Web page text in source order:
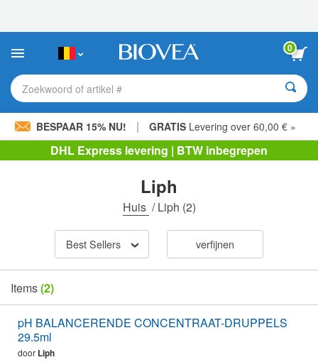
Deze
bevat
toegankelijkheidssysteem.
0
Zoekwoord of artikel #
BESPAAR 15% NU! | GRATIS Levering over 60,00 € »
DHL Express levering | BTW inbegrepen
Liph
Huis /Liph (2)
Best Sellers verfijnen
Items(2)
pH BALANCERENDE CONCENTRAAT-DRUPPELS
29.5ml
door Liph